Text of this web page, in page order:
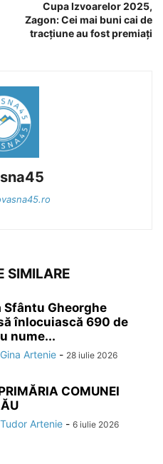
Cupa Izvoarelor 2025,
Zagon: Cei mai buni cai de
tracțiune au fost premiați
SIMILARE
Sfântu Gheorghe
înlocuiască 690 de
nume...
Gina Artenie - 28 iulie 2026
COMUNEI
Tudor Artenie - 6 iulie 2026